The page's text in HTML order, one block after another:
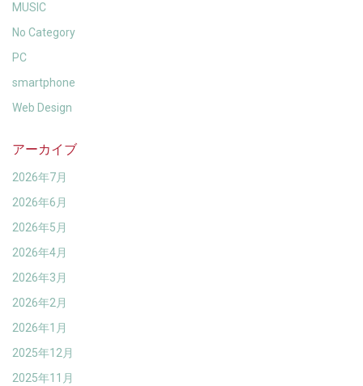
MUSIC
No Category
PC
smartphone
Web Design
アーカイブ
2026年7月
2026年6月
2026年5月
2026年4月
2026年3月
2026年2月
2026年1月
2025年12月
2025年11月